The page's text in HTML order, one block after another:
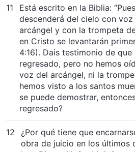
11
Está escrito en la Biblia:
descenderá del cielo con
arcángel y con la trompeta
en Cristo se levantarán
4:16). Dais testimonio de que
regresado, pero no hemos
voz del arcángel, ni la
hemos visto a los santos
se puede demostrar,
regresado?
12
¿Por qué tiene que
obra de juicio en los últimos